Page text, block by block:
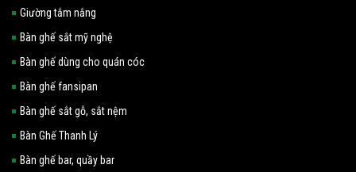
Giường tắm nắng
Bàn ghế sắt mỹ nghệ
Bàn ghế dùng cho quán cóc
Bàn ghế fansipan
Bàn ghế sắt gỗ, sắt nệm
Bàn Ghế Thanh Lý
Bàn ghế bar, quầy bar